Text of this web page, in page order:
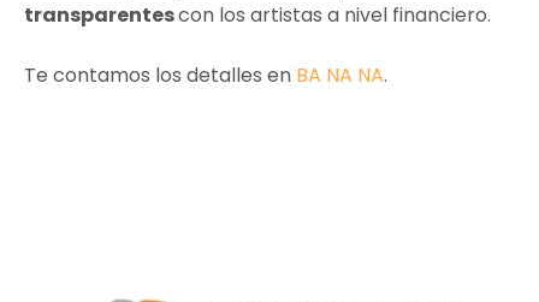
transparentescon los artistas a nivel financiero.
Te contamos los detalles en BA NA NA.